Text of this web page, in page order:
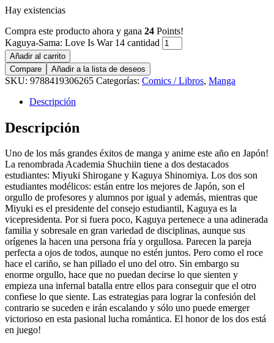
Hay existencias
Compra este producto ahora y gana 24 Points!
Kaguya-Sama: Love Is War 14 cantidad
Añadir al carrito
Compare
Añadir a la lista de deseos
SKU: 9788419306265 Categorías: Comics / Libros, Manga
Descripción
Descripción
Uno de los más grandes éxitos de manga y anime este año en Japón!
La renombrada Academia Shuchiin tiene a dos destacados
estudiantes: Miyuki Shirogane y Kaguya Shinomiya. Los dos son
estudiantes modélicos: están entre los mejores de Japón, son el
orgullo de profesores y alumnos por igual y además, mientras que
Miyuki es el presidente del consejo estudiantil, Kaguya es la
vicepresidenta. Por si fuera poco, Kaguya pertenece a una adinerada
familia y sobresale en gran variedad de disciplinas, aunque sus
orígenes la hacen una persona fría y orgullosa. Parecen la pareja
perfecta a ojos de todos, aunque no estén juntos. Pero como el roce
hace el cariño, se han pillado el uno del otro. Sin embargo su
enorme orgullo, hace que no puedan decirse lo que sienten y
empieza una infernal batalla entre ellos para conseguir que el otro
confiese lo que siente. Las estrategias para lograr la confesión del
contrario se suceden e irán escalando y sólo uno puede emerger
victorioso en esta pasional lucha romántica. El honor de los dos está
en juego!